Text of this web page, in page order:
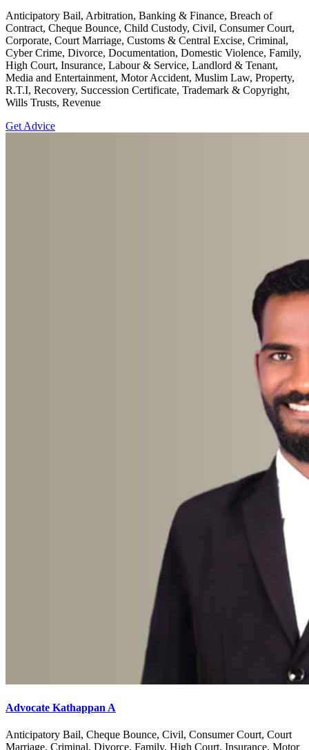
Anticipatory Bail, Arbitration, Banking & Finance, Breach of
Contract, Cheque Bounce, Child Custody, Civil, Consumer Court,
Corporate, Court Marriage, Customs & Central Excise, Criminal,
Cyber Crime, Divorce, Documentation, Domestic Violence, Family,
High Court, Insurance, Labour & Service, Landlord & Tenant,
Media and Entertainment, Motor Accident, Muslim Law, Property,
R.T.I, Recovery, Succession Certificate, Trademark & Copyright,
Wills Trusts, Revenue
Get Advice
Advocate Kathappan A
Anticipatory Bail, Cheque Bounce, Civil, Consumer Court, Court
Marriage, Criminal, Divorce, Family, High Court, Insurance, Motor